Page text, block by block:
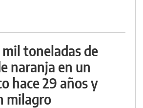
toneladas de
naranja en un
hace 29 años y
milagro